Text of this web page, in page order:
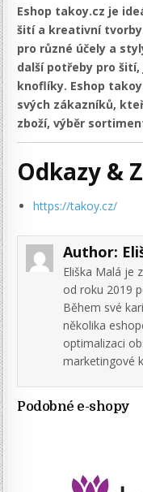
Eshop takoy.cz je
šití a kreativní
pro různé účely a
další potřeby pro
knoflíky. Eshop
svých zákazníků,
zboží, výběr
Odkazy &
https://takoy.cz/
Author:
Eliška Malá je
od roku 2019
Během své
několika
optimalizaci
marketingové
Podobné e-shopy